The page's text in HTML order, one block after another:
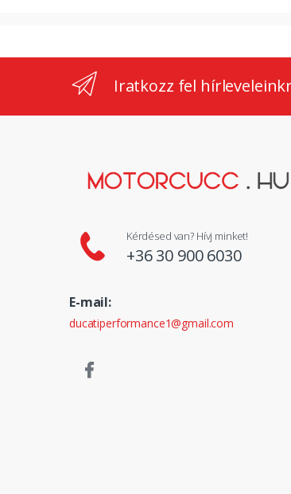
Iratkozz fel
Kérdésed van? Hívj minket!
+36 30 900 6030
E-mail:
ducatiperformance1@gmail.com